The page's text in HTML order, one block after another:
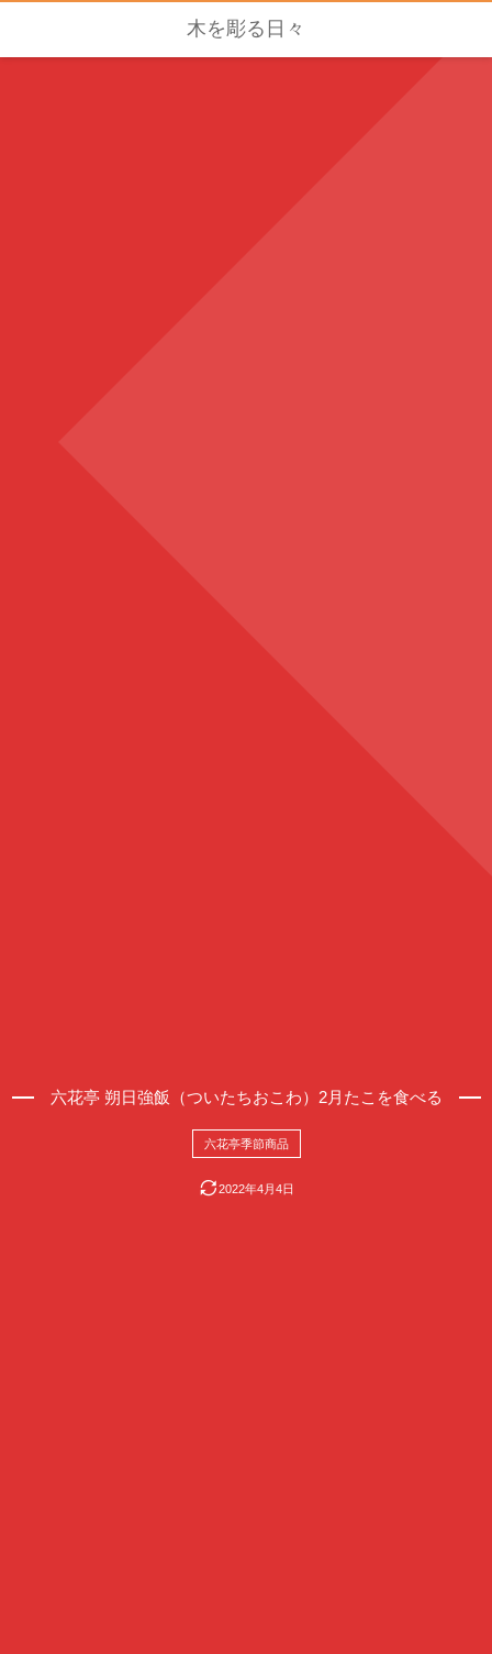
木を彫る日々
六花亭 朔日強飯（ついたちおこわ）2月たこを食べる
六花亭季節商品
2022年4月4日